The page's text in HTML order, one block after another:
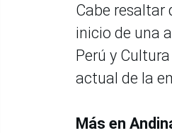
Cabe resaltar
inicio de una
Perú y
actual de la
Más en